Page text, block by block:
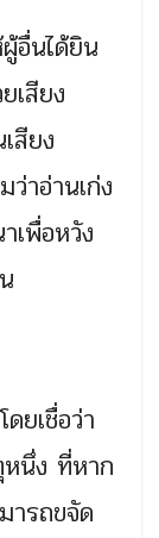
อื่นได้ยิน
เสียง
สียง
าอ่านเก่ง
เพื่อหวัง
ยเชื่อว่า
หนึ่ง ที่หาก
ารถขจัด